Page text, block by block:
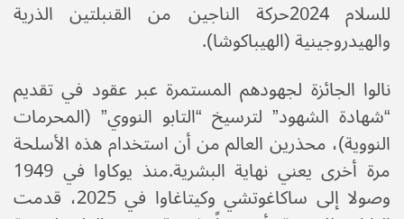
للسلام 2024​حركة الناجين من القنبلتين الذرية
والهيدروجينية (الهيباكوشا).
نالوا الجائزة لجهودهم المستمرة عبر عقود في تقديم
“شهادة الشهود” لترسيخ “التابو النووي” (المحرمات
النووية)، محذرين العالم من أن استخدام هذه الأسلحة
مرة أخرى يعني نهاية البشرية.​منذ يوكاوا في 1949
وصولا إلى ساكاغوتشي وكيتاغاوا في 2025، قدمت